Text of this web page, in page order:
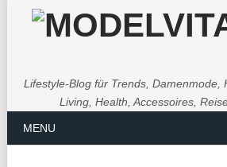
Lifestyle-Blog für Trends, Damenmode,
Living, Health, Accessoires,
MENU